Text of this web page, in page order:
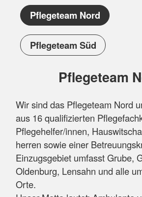
Umgebung stattfinden kann.
Ein Schwerpunkt unserer
Bereich der Pflege nach dem
einem ausführlichen
Kostenvoranschlag über die
Leistungen erstellt, die im
Pflegegrades durch die
übernommen werden.
wir Leistungen an, die von den
Kostenträgern nicht finanziert
die Versorgung zu Hause
Pflegeteam Nord
Pflegeteam Süd
Pflegeteam
Wir sind das Pflegeteam Nord
aus 16 qualifizierten
Pflegehelfer/innen,
herren sowie einer
Einzugsgebiet umfasst Grube,
Oldenburg, Lensahn und alle
Orte.